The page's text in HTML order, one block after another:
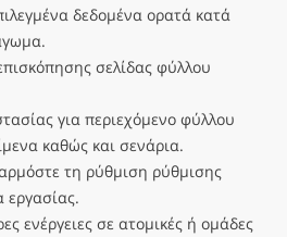
δεδομένα ορατά κατά
σελίδας φύλλου
για περιεχόμενο φύλλου
καθώς και σενάρια.
τη ρύθμιση ρύθμισης
εργασίας.
ενέργειες σε ατομικές ή ομάδες